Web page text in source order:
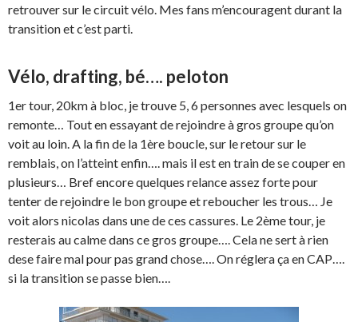
retrouver sur le circuit vélo. Mes fans m’encouragent durant la
transition et c’est parti.
Vélo, drafting, bé…. peloton
1er tour, 20km à bloc, je trouve 5, 6 personnes avec lesquels on
remonte… Tout en essayant de rejoindre à gros groupe qu’on
voit au loin. A la fin de la 1ère boucle, sur le retour sur le
remblais, on l’atteint enfin…. mais il est en train de se couper en
plusieurs… Bref encore quelques relance assez forte pour
tenter de rejoindre le bon groupe et reboucher les trous… Je
voit alors nicolas dans une de ces cassures. Le 2ème tour, je
resterais au calme dans ce gros groupe…. Cela ne sert à rien
dese faire mal pour pas grand chose…. On réglera ça en CAP….
si la transition se passe bien….